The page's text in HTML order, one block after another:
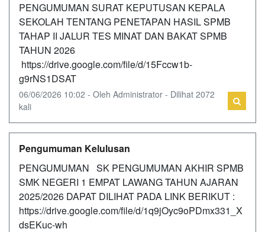
PENGUMUMAN SURAT KEPUTUSAN KEPALA
SEKOLAH TENTANG PENETAPAN HASIL SPMB
TAHAP II JALUR TES MINAT DAN BAKAT SPMB
TAHUN 2026
https://drive.google.com/file/d/15Fccw1b-
g9rNS1DSAT
06/06/2026 10:02 - Oleh Administrator - Dilihat 2072
kali
Pengumuman Kelulusan
PENGUMUMAN SK PENGUMUMAN AKHIR SPMB
SMK NEGERI 1 EMPAT LAWANG TAHUN AJARAN
2025/2026 DAPAT DILIHAT PADA LINK BERIKUT :
https://drive.google.com/file/d/1q9jOyc9oPDmx331_X
dsEKuc-wh